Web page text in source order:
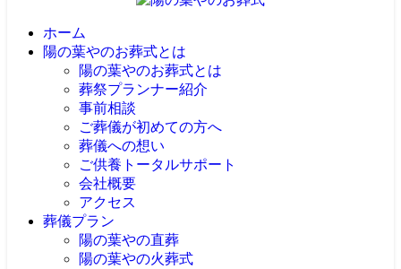
ホーム
陽の葉やのお葬式とは
陽の葉やのお葬式とは
葬祭プランナー紹介
事前相談
ご葬儀が初めての方へ
葬儀への想い
ご供養トータルサポート
会社概要
アクセス
葬儀プラン
陽の葉やの直葬
陽の葉やの火葬式